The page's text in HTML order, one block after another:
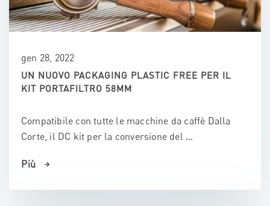
gen 28, 2022
UN NUOVO PACKAGING PLASTIC FREE PER IL
KIT PORTAFILTRO 58MM
Compatibile con tutte le macchine da caffè Dalla
Corte, il DC kit per la conversione del ...
Più